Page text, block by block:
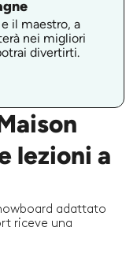
il maestro, a
nei migliori
divertirti.
lezioni a
adattato
riceve una